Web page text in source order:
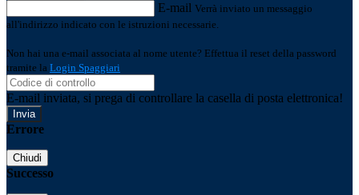
E-mail Verrà inviato un messaggio
all'indirizzo indicato con le istruzioni necessarie.
Non hai una e-mail associata al nome utente? Effettua il reset della password
tramite la Login Spaggiari
E-mail inviata, si prega di controllare la casella di posta elettronica!
Errore
Chiudi
Successo